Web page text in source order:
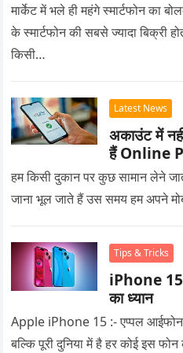
मार्केट में भले ही महंगे स्मार्टफोन का
के स्मार्टफोन की सबसे ज्यादा बिक्री
किसी…
Latest News
अकाउंट में
हैं Online
हम किसी दुकान पर कुछ सामान लेने
जाना भूल जाते हैं उस समय हम अपने
Tips & Tricks
iPhone 15
का ध्यान
Apple iPhone 15 :- एप्पल आईफोन
बल्कि पूरी दुनिया में है हर कोई इस